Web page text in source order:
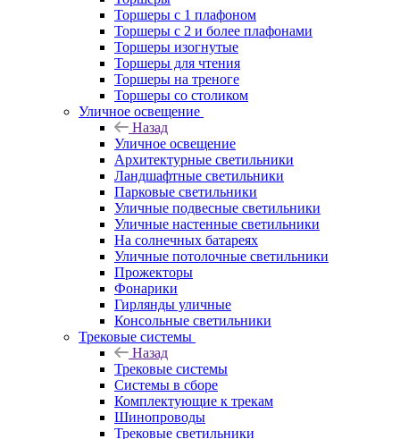
Торшеры с 1 плафоном
Торшеры с 2 и более плафонами
Торшеры изогнутые
Торшеры для чтения
Торшеры на треноге
Торшеры со столиком
Уличное освещение
Назад
Уличное освещение
Архитектурные светильники
Ландшафтные светильники
Парковые светильники
Уличные подвесные светильники
Уличные настенные светильники
На солнечных батареях
Уличные потолочные светильники
Прожекторы
Фонарики
Гирлянды уличные
Консольные светильники
Трековые системы
Назад
Трековые системы
Системы в сборе
Комплектующие к трекам
Шинопроводы
Трековые светильники